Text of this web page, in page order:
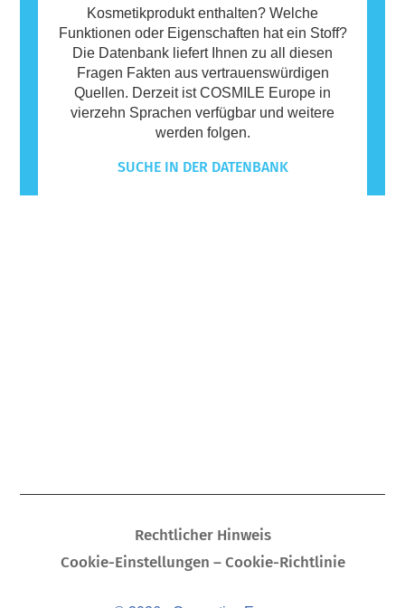
Kosmetikprodukt enthalten? Welche
Funktionen oder Eigenschaften hat ein Stoff?
Die Datenbank liefert Ihnen zu all diesen
Fragen Fakten aus vertrauenswürdigen
Quellen. Derzeit ist COSMILE Europe in
vierzehn Sprachen verfügbar und weitere
werden folgen.
SUCHE IN DER DATENBANK
Rechtlicher Hinweis
Cookie-Einstellungen – Cookie-Richtlinie